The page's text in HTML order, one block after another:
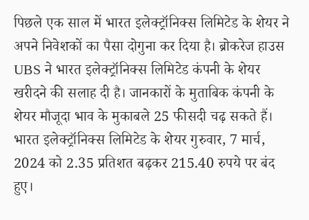
पिछले एक साल में भारत इलेक्ट्रॉनिक्स लिमिटेड के शेयर ने
अपने निवेशकों का पैसा दोगुना कर दिया है। ब्रोकरेज हाउस
UBS ने भारत इलेक्ट्रॉनिक्स लिमिटेड कंपनी के शेयर
खरीदने की सलाह दी है। जानकारों के मुताबिक कंपनी के
शेयर मौजूदा भाव के मुकाबले 25 फीसदी चढ़ सकते हैं।
भारत इलेक्ट्रॉनिक्स लिमिटेड के शेयर गुरुवार, 7 मार्च,
2024 को 2.35 प्रतिशत बढ़कर 215.40 रुपये पर बंद
हुए।